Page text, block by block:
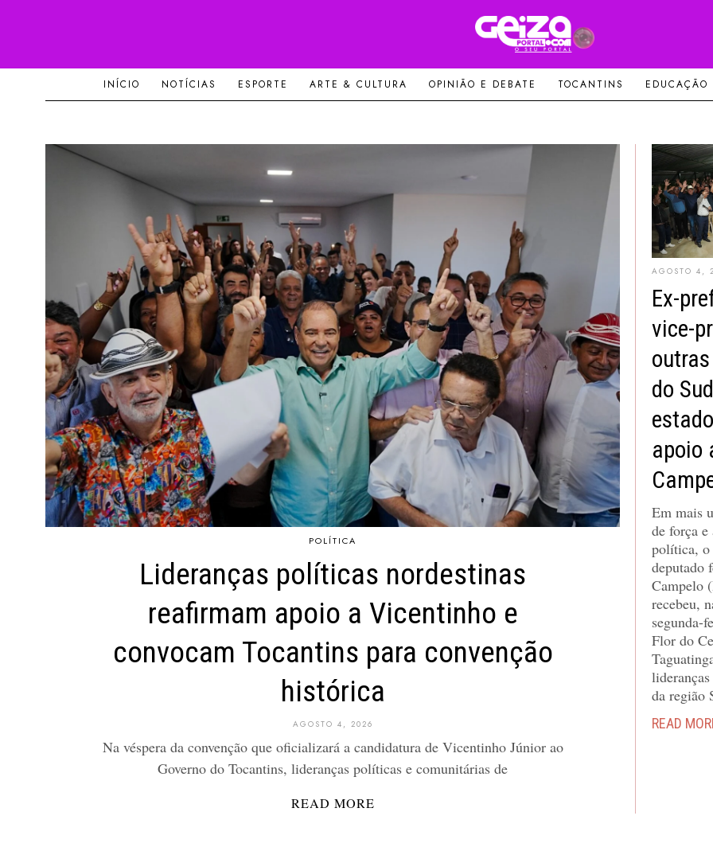
INÍCIO NOTÍCIAS ESPORTE ARTE & CULTURA OPINIÃO E DEBATE TOCANTINS EDUCAÇÃO
POLÍTICA
Lideranças políticas nordestinas
reafirmam apoio a Vicentinho e
convocam Tocantins para convenção
histórica
AGOSTO 4, 2026
Na véspera da convenção que oficializará a candidatura de Vicentinho Júnior ao
Governo do Tocantins, lideranças políticas e comunitárias de
READ MORE
AGOSTO 4,
Ex-
vice-
do
apoio
Em mais
de força
política, o
deputado
Campelo
recebeu,
segunda-
Flor do
da região
READ